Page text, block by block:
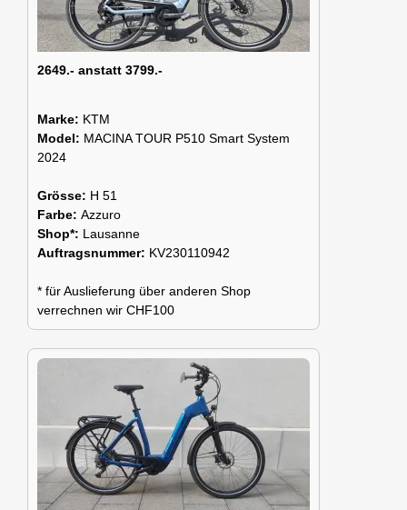
2649.- anstatt 3799.-
Marke: KTM
Model: MACINA TOUR P510 Smart System
2024
Grösse: H 51
Farbe: Azzuro
Shop*: Lausanne
Auftragsnummer: KV230110942
* für Auslieferung über anderen Shop
verrechnen wir CHF100